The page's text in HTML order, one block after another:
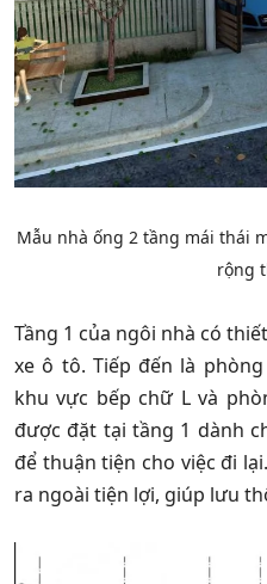
Mẫu nhà ống 2 tầng mái thái
rộng
Tầng 1 của ngôi nhà có
xe ô tô. Tiếp đến là
khu vực bếp chữ L và
được đặt tại tầng 1 dành
để thuận tiện cho việc đi
ra ngoài tiện lợi, giúp lưu